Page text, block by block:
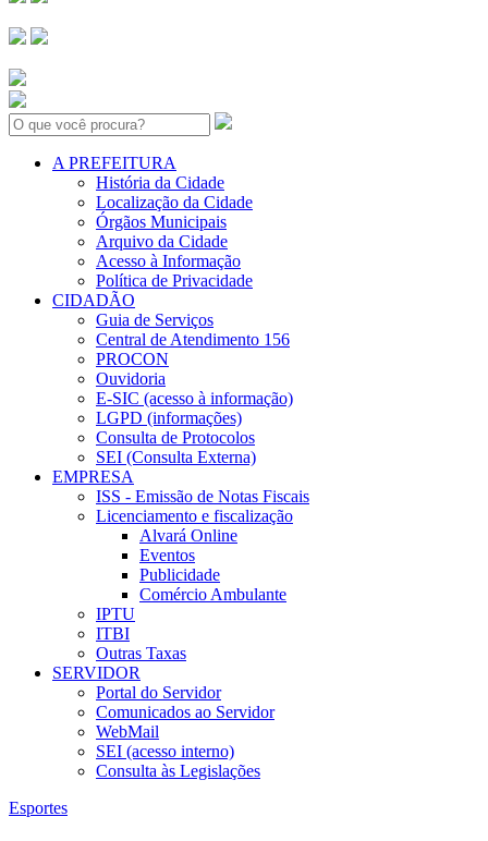
Search:
A PREFEITURA
História da Cidade
Localização da Cidade
Órgãos Municipais
Arquivo da Cidade
Acesso à Informação
Política de Privacidade
CIDADÃO
Guia de Serviços
Central de Atendimento 156
PROCON
Ouvidoria
E-SIC (acesso à informação)
LGPD (informações)
Consulta de Protocolos
SEI (Consulta Externa)
EMPRESA
ISS - Emissão de Notas Fiscais
Licenciamento e fiscalização
Alvará Online
Eventos
Publicidade
Comércio Ambulante
IPTU
ITBI
Outras Taxas
SERVIDOR
Portal do Servidor
Comunicados ao Servidor
WebMail
SEI (acesso interno)
Consulta às Legislações
Esportes